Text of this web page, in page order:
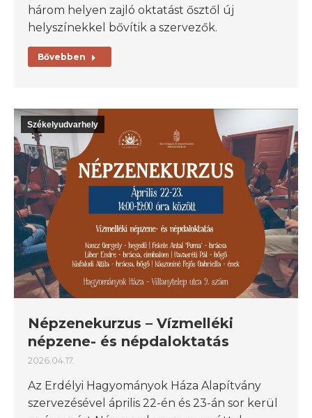
három helyen zajló oktatást ősztől új
helyszínekkel bővítik a szervezők.
Bővebben
Székelyudvarhely
Népzenekurzus – Vízmelléki
népzene- és népdaloktatás
2026.04.17.
Az Erdélyi Hagyományok Háza Alapítvány
szervezésével április 22-én és 23-án sor kerül